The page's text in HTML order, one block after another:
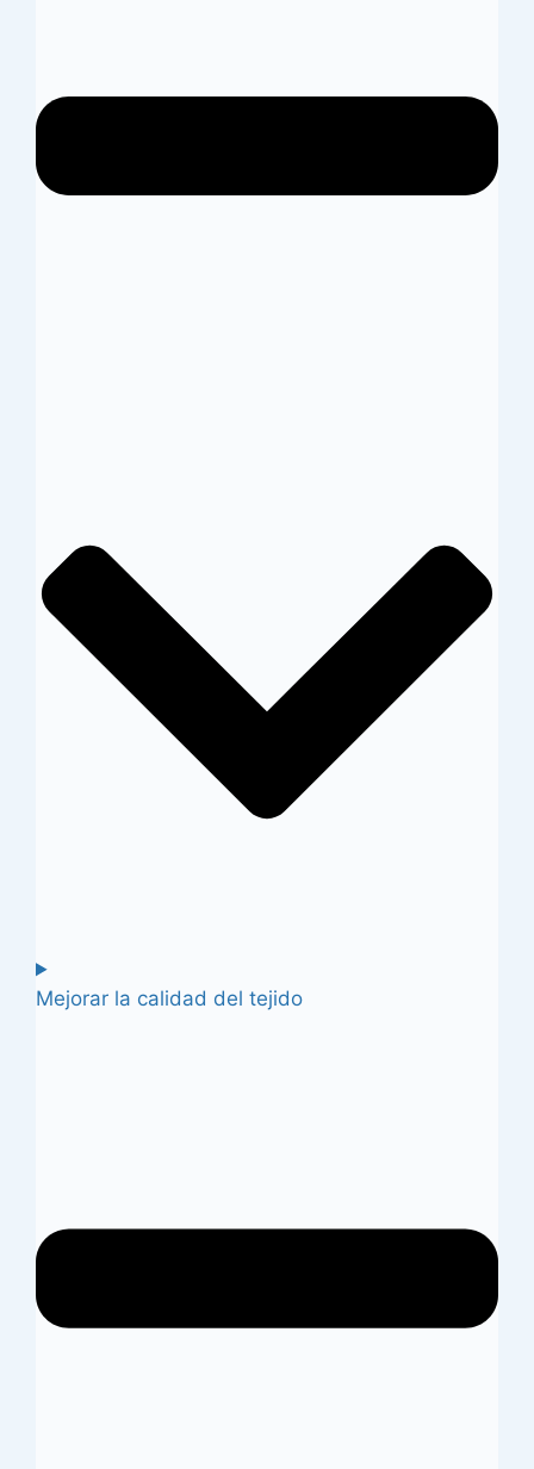
Mejorar la calidad del tejido